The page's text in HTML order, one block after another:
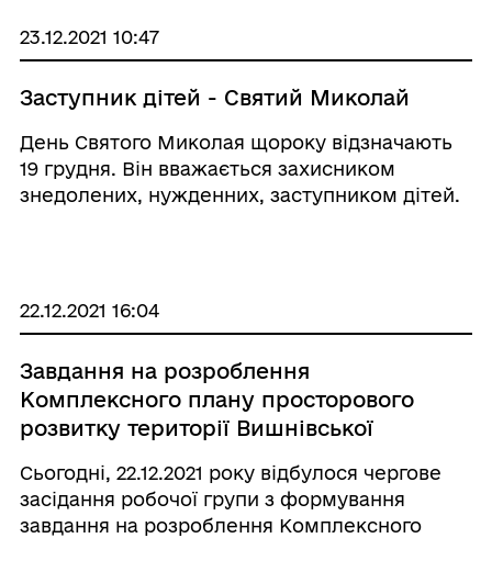
23.12.2021 10:47
Заступник дітей - Святий Миколай
День Святого Миколая щороку відзначають
19 грудня. Він вважається захисником
знедолених, нужденних, заступником дітей.
125 под ...
22.12.2021 16:04
Завдання на розроблення
Комплексного плану просторового
розвитку території Вишнівської
Ковельського району Волинської
області
Сьогодні, 22.12.2021 року відбулося чергове
засідання робочої групи з формування
завдання на розроблення Комплексного